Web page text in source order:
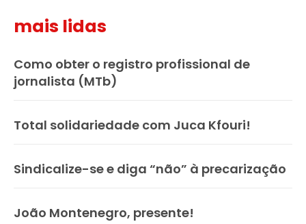
mais lidas
Como obter o registro profissional de
jornalista (MTb)
Total solidariedade com Juca Kfouri!
Sindicalize-se e diga “não” à precarização
João Montenegro, presente!